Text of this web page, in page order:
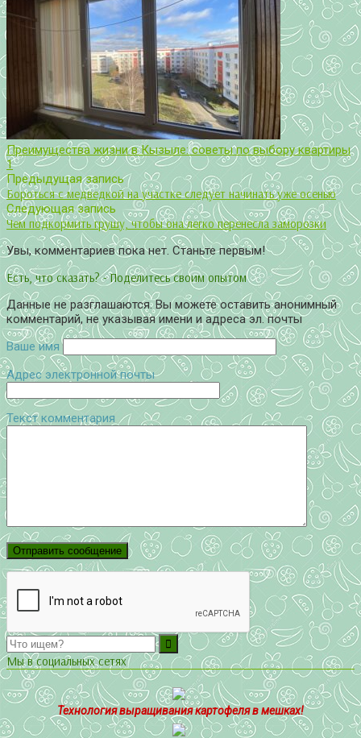
Преимущества жизни в Кызыле: советы по выбору квартиры
1
Предыдущая запись
Бороться с медведкой на участке следует начинать уже осенью
Следующая запись
Чем подкормить грушу, чтобы она легко перенесла заморозки
Увы, комментариев пока нет. Станьте первым!
Есть, что сказать? - Поделитесь своим опытом
Данные не разглашаются. Вы можете оставить анонимный
комментарий, не указывая имени и адреса эл. почты
Ваше имя
Адрес электронной почты
Текст комментария
Мы в социальных сетях
Технология выращивания картофеля в мешках!